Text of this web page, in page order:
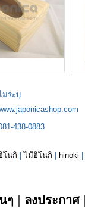
ม่ระบุ
438-0883
โนกิ |ไม้ฮิโนกิ hinoki
ๆ ลงประกาศ|